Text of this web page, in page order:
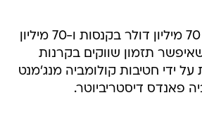
פליט בוסטון ישלם 70 מיליון דולר בקנסות ו-70 מיליון
תזמון שווקים בקרנות
על ידי חטיבות קולומביה מנג'מנט
פאנדס דיסטריביוטר.